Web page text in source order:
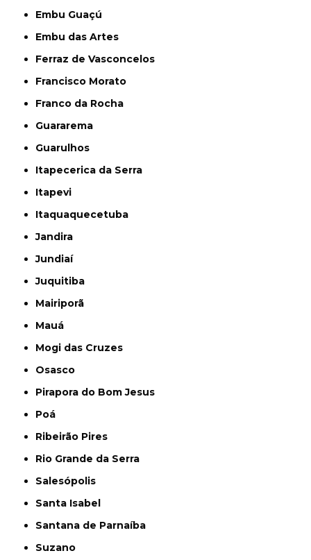
Embu Guaçú
Embu das Artes
Ferraz de Vasconcelos
Francisco Morato
Franco da Rocha
Guararema
Guarulhos
Itapecerica da Serra
Itapevi
Itaquaquecetuba
Jandira
Jundiaí
Juquitiba
Mairiporã
Mauá
Mogi das Cruzes
Osasco
Pirapora do Bom Jesus
Poá
Ribeirão Pires
Rio Grande da Serra
Salesópolis
Santa Isabel
Santana de Parnaíba
Suzano